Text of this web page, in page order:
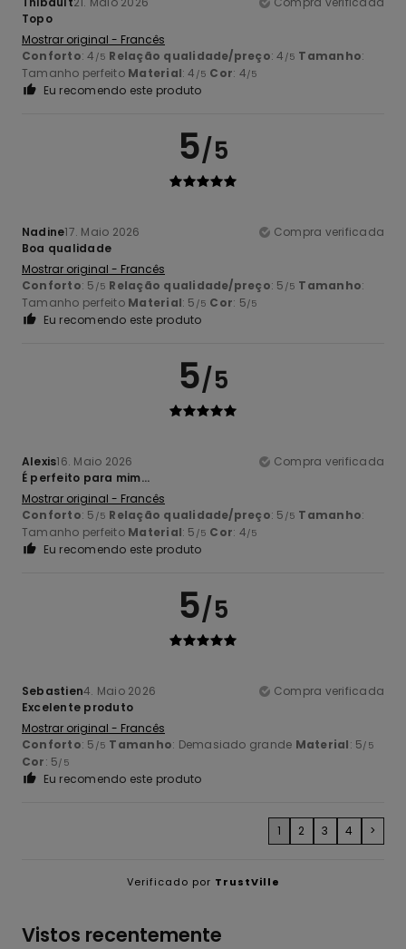
Topo
Mostrar original - Francês
Conforto: 4 /5 Relação qualidade/preço: 4 /5 Tamanho:
Tamanho perfeito Material: 4 /5 Cor: 4/5
Eu recomendo este produto
5/5
Nadine17. Maio 2026
Compra verificada
Boa qualidade
Mostrar original - Francês
Conforto: 5 /5 Relação qualidade/preço: 5 /5 Tamanho:
Tamanho perfeito Material: 5 /5 Cor: 5/5
Eu recomendo este produto
5/5
Alexis16. Maio 2026
Compra verificada
É perfeito para mim...
Mostrar original - Francês
Conforto: 5 /5 Relação qualidade/preço: 5 /5 Tamanho:
Tamanho perfeito Material: 5 /5 Cor: 4/5
Eu recomendo este produto
5/5
Sebastien4. Maio 2026
Compra verificada
Excelente produto
Mostrar original - Francês
Conforto: 5 /5 Tamanho: Demasiado grande Material: 5/5
Cor: 5/5
Eu recomendo este produto
1 2 3 4 >
Verificado por TrustVille
Vistos recentemente